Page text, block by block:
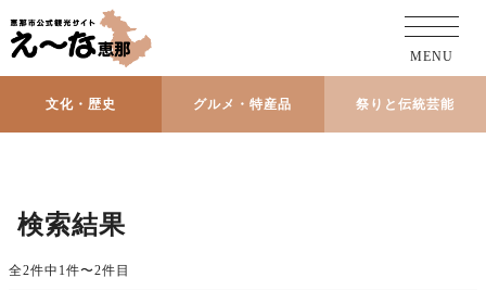
文化・歴史 グルメ・特産品 祭りと伝統芸能
MENU
検索結果
全2件中1件〜2件目